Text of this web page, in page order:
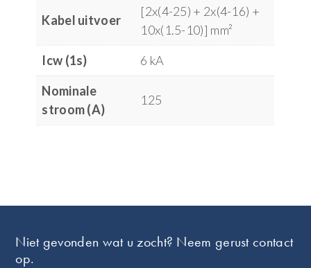
Kabel uitvoer
[2x(4-25) + 2x(4-16) +
10x(1.5-10)] mm²
Icw (1s)
6 kA
Nominale
stroom (A)
125
Niet gevonden wat u zocht? Neem gerust contact
op.